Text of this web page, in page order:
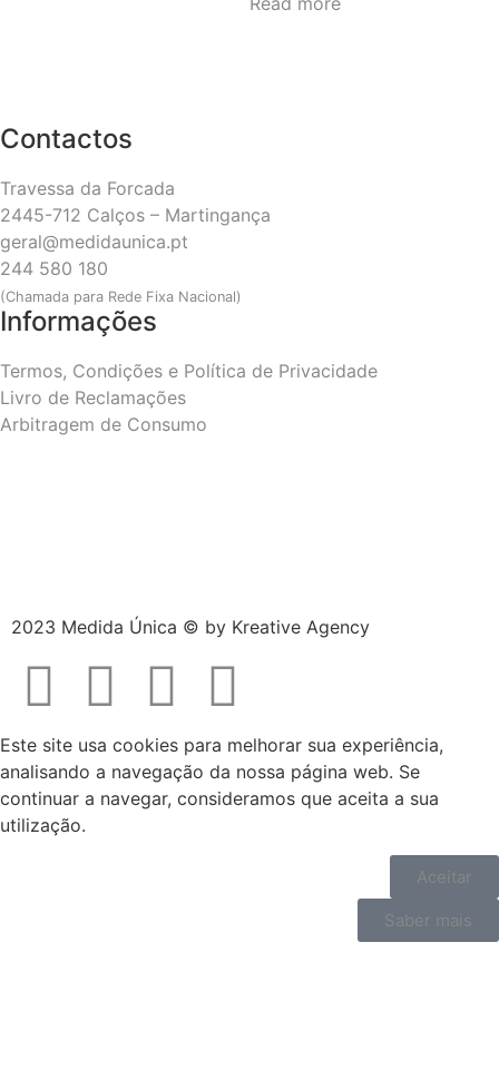
Contactos
Travessa da Forcada
2445-712 Calços – Martingança
geral@medidaunica.pt
244 580 180
(Chamada para Rede Fixa Nacional)
Informações
Termos, Condições e Política de Privacidade
Livro de Reclamações
Arbitragem de Consumo
2023 Medida Única © by Kreative Agency
Este site usa cookies para melhorar sua experiência,
analisando a navegação da nossa página web. Se
continuar a navegar, consideramos que aceita a sua
utilização.
Aceitar
Saber mais